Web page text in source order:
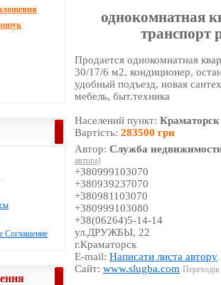
однокомнатная
транспорт
Продается однокомнатная
30/17/6 м2, кондиционер,
удобный подъезд, новая
мебель, быт.техника
Населений пункт:Краматорск
Вартість:283500 грн
Автор:Служба
автора)
+380999103070
+380939237070
+380981103070
+380999103080
+38(06264)5-14-14
ул.ДРУЖБЫ, 22
г.Краматорск
E-mail:Написати листа автору
Сайт:www.slugba.com
Соглашение